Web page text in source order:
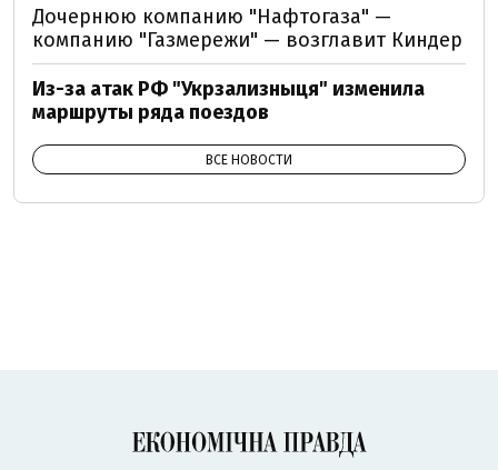
Дочернюю компанию "Нафтогаза" —
компанию "Газмережи" — возглавит Киндер
Из-за атак РФ "Укрзализныця" изменила
маршруты ряда поездов
ВСЕ НОВОСТИ